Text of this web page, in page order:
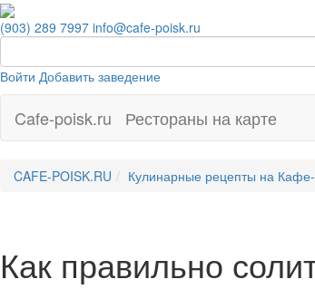
(903) 289 7997 info@cafe-poisk.ru
Войти Добавить заведение
Cafe-poisk.ru Рестораны на карте
CAFE-POISK.RU Кулинарные рецепты на
Как правильно